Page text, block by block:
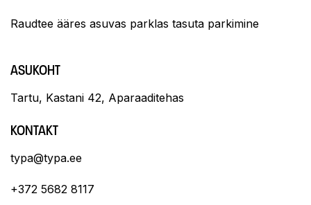
Raudtee ääres asuvas parklas tasuta parkimine
ASUKOHT
Tartu, Kastani 42, Aparaaditehas
KONTAKT
typa@typa.ee
+372 5682 8117